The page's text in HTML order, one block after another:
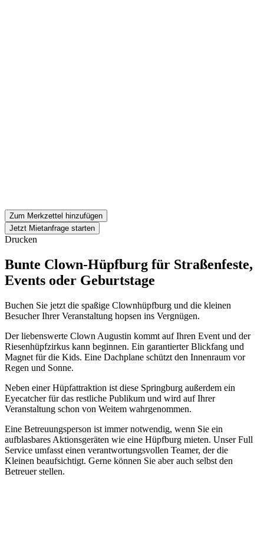
Zum Merkzettel hinzufügen
Jetzt Mietanfrage starten
Drucken
Bunte Clown-Hüpfburg für Straßenfeste,
Events oder Geburtstage
Buchen Sie jetzt die spaßige Clownhüpfburg und die kleinen
Besucher Ihrer Veranstaltung hopsen ins Vergnügen.
Der liebenswerte Clown Augustin kommt auf Ihren Event und der
Riesenhüpfzirkus kann beginnen. Ein garantierter Blickfang und
Magnet für die Kids. Eine Dachplane schützt den Innenraum vor
Regen und Sonne.
Neben einer Hüpfattraktion ist diese Springburg außerdem ein
Eyecatcher für das restliche Publikum und wird auf Ihrer
Veranstaltung schon von Weitem wahrgenommen.
Eine Betreuungsperson ist immer notwendig, wenn Sie ein
aufblasbares Aktionsgeräten wie eine Hüpfburg mieten. Unser Full
Service umfasst einen verantwortungsvollen Teamer, der die
Kleinen beaufsichtigt. Gerne können Sie aber auch selbst den
Betreuer stellen.